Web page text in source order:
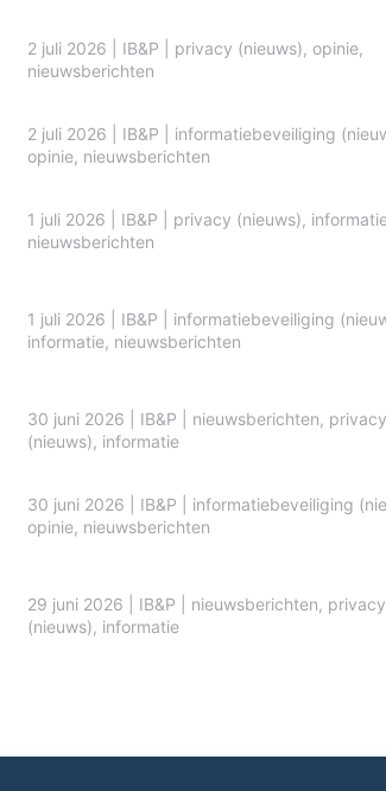
2 juli 2026 IB&P privacy (nieuws), opinie,
nieuwsberichten
2 juli 2026 IB&P
informatiebeveiliging
opinie, nieuwsberichten
1 juli 2026 IB&P privacy (nieuws),
nieuwsberichten
1 juli 2026 IB&P
informatiebeveiliging
informatie, nieuwsberichten
30 juni 2026 IB&P nieuwsberichten, privacy
(nieuws), informatie
30 juni 2026 IB&P
informatiebeveiliging
opinie, nieuwsberichten
29 juni 2026 IB&P nieuwsberichten, privacy
(nieuws), informatie